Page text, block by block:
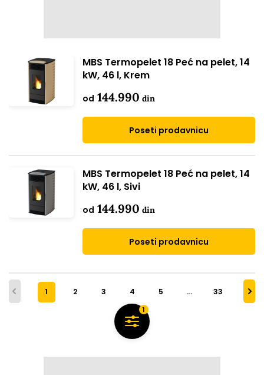
MBS Termopelet 18 Peć na pelet, 14
kW, 46 l, Krem
od 144.990 din
Poseti prodavnicu
MBS Termopelet 18 Peć na pelet, 14
kW, 46 l, Sivi
od 144.990 din
Poseti prodavnicu
1 2 3 4 5 … 33
1